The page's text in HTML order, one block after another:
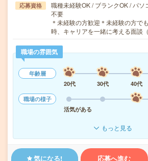
応募資格
職種未経験OK / ブランクOK / パソ
不要
＊未経験の方歓迎＊未経験の方で
時、キャリアを一緒に考える面談
職場の雰囲気
年齢層
20代
30代 40代
職場の様子
活気がある
もっと見る
気になる! 応募へ進む